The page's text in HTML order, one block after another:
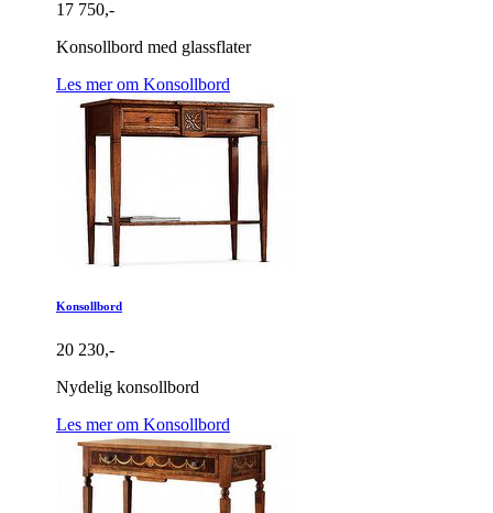
17 750,-
Konsollbord med glassflater
Les mer om Konsollbord
Konsollbord
20 230,-
Nydelig konsollbord
Les mer om Konsollbord